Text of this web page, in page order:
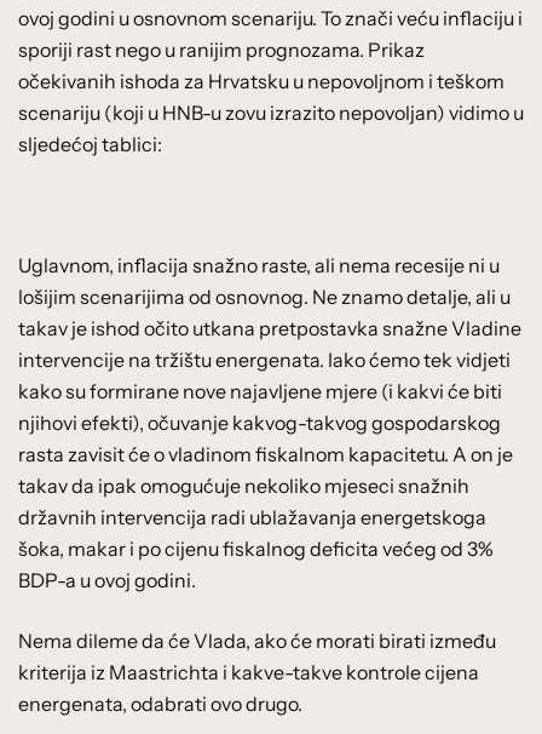
ovoj godini u osnovnom scenariju. To znači veću inflaciju i
sporiji rast nego u ranijim prognozama. Prikaz
očekivanih ishoda za Hrvatsku u nepovoljnom i teškom
scenariju (koji u HNB-u zovu izrazito nepovoljan) vidimo u
sljedećoj tablici:
Uglavnom, inflacija snažno raste, ali nema recesije ni u
lošijim scenarijima od osnovnog. Ne znamo detalje, ali u
takav je ishod očito utkana pretpostavka snažne Vladine
intervencije na tržištu energenata. Iako ćemo tek vidjeti
kako su formirane nove najavljene mjere (i kakvi će biti
njihovi efekti), očuvanje kakvog-takvog gospodarskog
rasta zavisit će o vladinom fiskalnom kapacitetu. A on je
takav da ipak omogućuje nekoliko mjeseci snažnih
državnih intervencija radi ublažavanja energetskoga
šoka, makar i po cijenu fiskalnog deficita većeg od 3%
BDP-a u ovoj godini.
Nema dileme da će Vlada, ako će morati birati između
kriterija iz Maastrichta i kakve-takve kontrole cijena
energenata, odabrati ovo drugo.